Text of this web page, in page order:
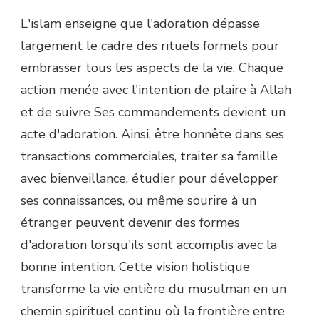
L'islam enseigne que l'adoration dépasse
largement le cadre des rituels formels pour
embrasser tous les aspects de la vie. Chaque
action menée avec l'intention de plaire à Allah
et de suivre Ses commandements devient un
acte d'adoration. Ainsi, être honnête dans ses
transactions commerciales, traiter sa famille
avec bienveillance, étudier pour développer
ses connaissances, ou même sourire à un
étranger peuvent devenir des formes
d'adoration lorsqu'ils sont accomplis avec la
bonne intention. Cette vision holistique
transforme la vie entière du musulman en un
chemin spirituel continu où la frontière entre